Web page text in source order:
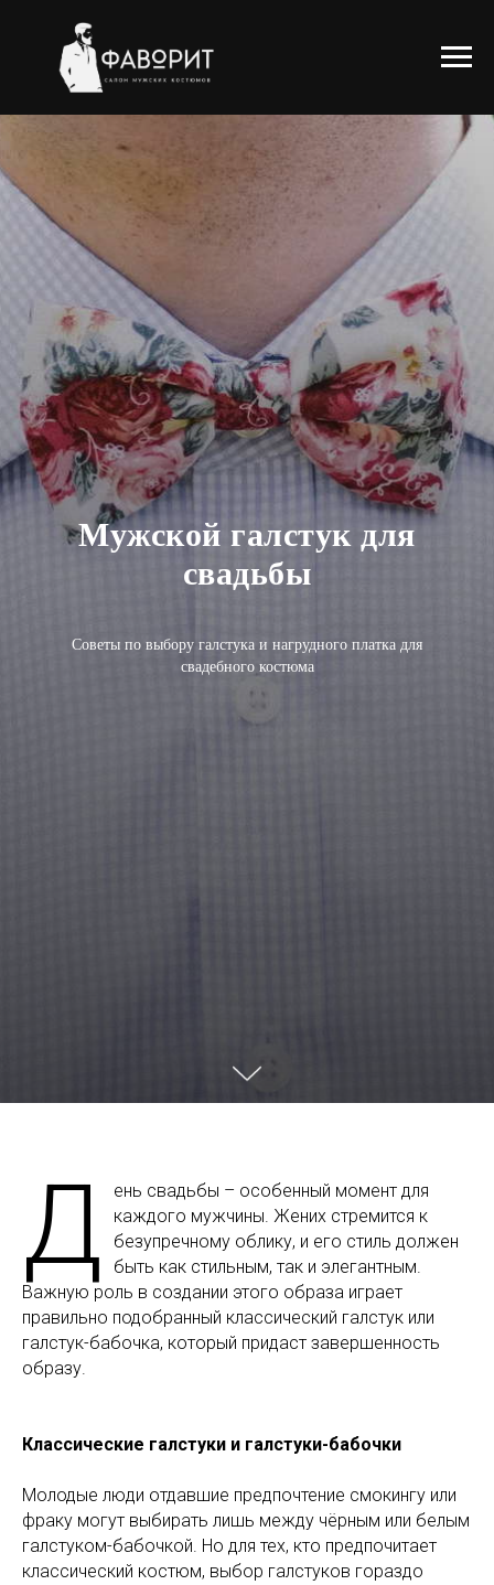
Мужской галстук для
свадьбы
Советы по выбору галстука и нагрудного платка для
свадебного костюма
Д
ень свадьбы – особенный момент для
каждого мужчины. Жених стремится к
безупречному облику, и его стиль должен
быть как стильным, так и элегантным.
Важную роль в создании этого образа играет
правильно подобранный классический галстук или
галстук-бабочка, который придаст завершенность
образу.
Классические галстуки и галстуки-бабочки
Молодые люди отдавшие предпочтение смокингу или
фраку могут выбирать лишь между чёрным или белым
галстуком-бабочкой. Но для тех, кто предпочитает
классический костюм, выбор галстуков гораздо